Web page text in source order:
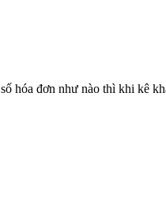
hóa đơn như nào thì khi kê